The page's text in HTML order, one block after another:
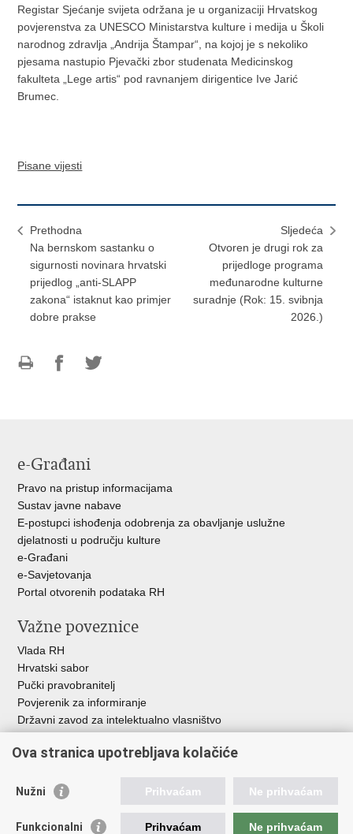
Registar Sjećanje svijeta održana je u organizaciji Hrvatskog
povjerenstva za UNESCO Ministarstva kulture i medija u Školi
narodnog zdravlja „Andrija Štampar“, na kojoj je s nekoliko
pjesama nastupio Pjevački zbor studenata Medicinskog
fakulteta „Lege artis“ pod ravnanjem dirigentice Ive Jarić
Brumec.
Pisane vijesti
Prethodna
Na bernskom sastanku o
sigurnosti novinara hrvatski
prijedlog „anti-SLAPP
zakona“ istaknut kao primjer
dobre prakse
Sljedeća
Otvoren je drugi rok za
prijedloge programa
međunarodne kulturne
suradnje (Rok: 15. svibnja
2026.)
e-Građani
Pravo na pristup informacijama
Sustav javne nabave
E-postupci ishođenja odobrenja za obavljanje uslužne
djelatnosti u području kulture
e-Građani
e-Savjetovanja
Portal otvorenih podataka RH
Važne poveznice
Vlada RH
Hrvatski sabor
Pučki pravobranitelj
Povjerenik za informiranje
Državni zavod za intelektualno vlasništvo
HAKOM
Ostale poveznice
Hrvatski audiovizualni centar
Ova stranica upotrebljava kolačiće
Nužni Prihvaćam Ne prihvaćam
Funkcionalni Prihvaćam Ne prihvaćam